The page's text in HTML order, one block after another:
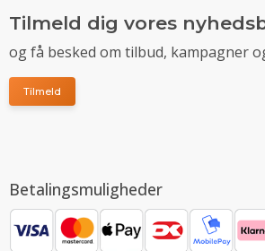
Tilmeld dig vores
og få besked om tilbud, kampagner
Tilmeld
Betalingsmuligheder